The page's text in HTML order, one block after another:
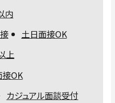
内
土日面接OK
上
OK
カジュアル面談受付